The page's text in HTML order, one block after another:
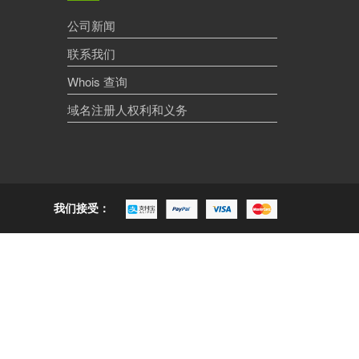
公司新闻
联系我们
Whois 查询
域名注册人权利和义务
我们接受：